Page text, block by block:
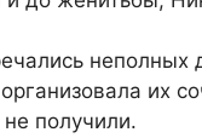
их
получили.